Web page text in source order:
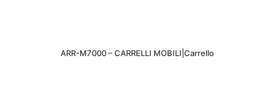
ARR-M7000 – CARRELLI MOBILI|Carrello